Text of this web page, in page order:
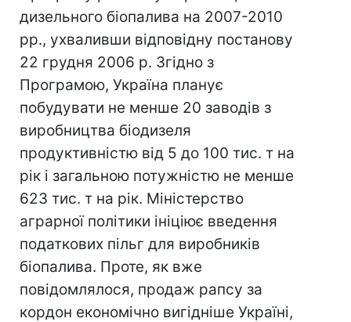
дизельного біопалива на 2007-2010
рр., ухваливши відповідну постанову
22 грудня 2006 р. Згідно з
Програмою, Україна планує
побудувати не менше 20 заводів з
виробництва біодизеля
продуктивністю від 5 до 100 тис. т на
рік і загальною потужністю не менше
623 тис. т на рік. Міністерство
аграрної політики ініціює введення
податкових пільг для виробників
біопалива. Проте, як вже
повідомлялося, продаж рапсу за
кордон економічно вигідніше Україні,